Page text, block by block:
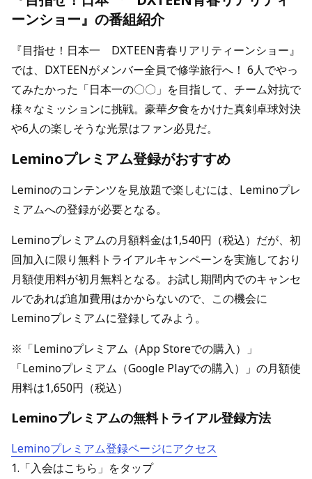
ーンショー』の番組紹介
『目指せ！日本一 DXTEEN青春リアリティーンショー』
では、DXTEENがメンバー全員で修学旅行へ！ 6人でやっ
てみたかった「日本一の〇〇」を目指して、チーム対抗で
様々なミッションに挑戦。豪華夕食をかけた真剣卓球対決
や6人の楽しそうな光景はファン必見だ。
Leminoプレミアム登録がおすすめ
Leminoのコンテンツを見放題で楽しむには、Leminoプレ
ミアムへの登録が必要となる。
Leminoプレミアムの月額料金は1,540円（税込）だが、初
回加入に限り無料トライアルキャンペーンを実施しており
月額使用料が初月無料となる。お試し期間内でのキャンセ
ルであれば追加費用はかからないので、この機会に
Leminoプレミアムに登録してみよう。
※「Leminoプレミアム（App Storeでの購入）」
「Leminoプレミアム（Google Playでの購入）」の月額使
用料は1,650円（税込）
Leminoプレミアムの無料トライアル登録方法
Leminoプレミアム登録ページにアクセス
1.「入会はこちら」をタップ